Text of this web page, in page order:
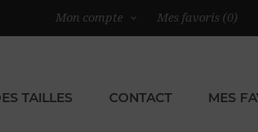
Mon compte Mes favoris (0)
TAILLES CONTACT MES